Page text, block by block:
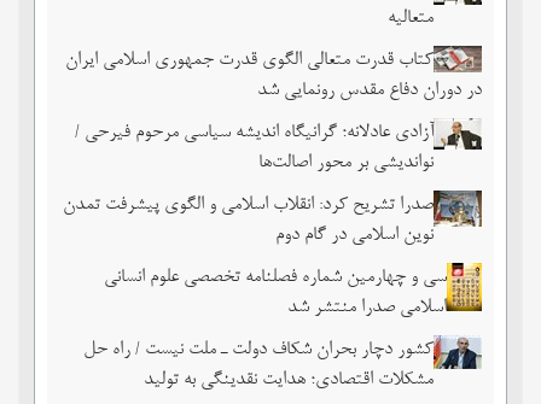
متعالیه
کتاب قدرت متعالی الگوی قدرت جمهوری اسلامی ایران
در دوران دفاع مقدس رونمایی شد
آزادی عادلانه؛ گرانیگاه اندیشه سیاسی مرحوم فیرحی /
نواندیشی بر محور اصالت‌ها
صدرا تشریح کرد: انقلاب اسلامی و الگوی پیشرفت تمدن
نوین اسلامی در گام دوم
سی و چهارمین شماره فصلنامه تخصصی علوم انسانی
اسلامی صدرا منتشر شد
کشور دچار بحران شکاف دولت ـ ملت نیست / راه حل
مشکلات اقتصادی؛ هدایت نقدینگی به تولید